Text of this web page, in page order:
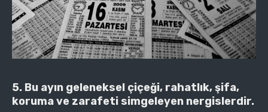
5. Bu ayın geleneksel çiçeği, rahatlık, şifa,
koruma ve zarafeti simgeleyen nergislerdir.